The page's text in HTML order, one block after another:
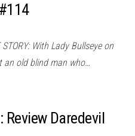
With Lady Bullseye on
an old blind man who…
Review Daredevil